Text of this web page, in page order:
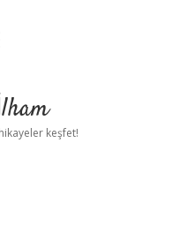
keşfet!